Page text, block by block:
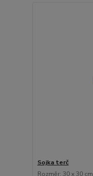
Sojka terč
Rozměr: 30 x 30 cm